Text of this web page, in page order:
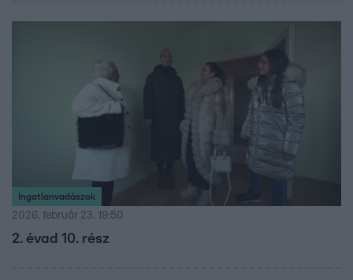
Ingatlanvadászok
2026. február 23. 19:50
2. évad 10. rész